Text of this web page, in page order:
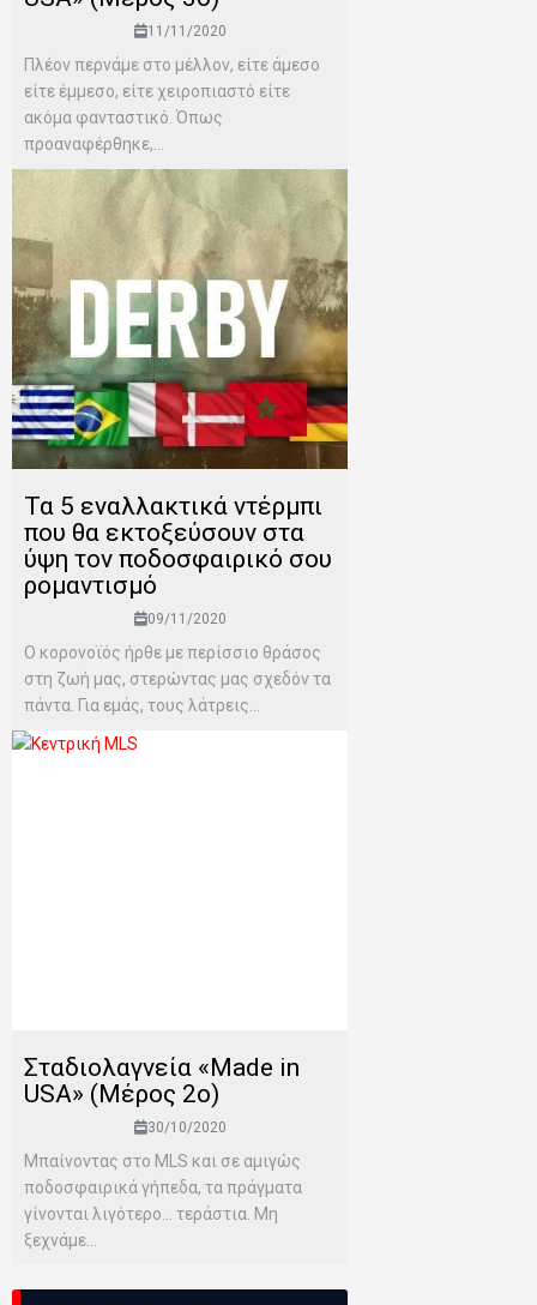
11/11/2020
Πλέον περνάμε στο μέλλον, είτε άμεσο
είτε έμμεσο, είτε χειροπιαστό είτε
ακόμα φανταστικό. Όπως
προαναφέρθηκε,...
Τα 5 εναλλακτικά ντέρμπι
που θα εκτοξεύσουν στα
ύψη τον ποδοσφαιρικό σου
ρομαντισμό
09/11/2020
Ο κορονοϊός ήρθε με περίσσιο θράσος
στη ζωή μας, στερώντας μας σχεδόν τα
πάντα. Για εμάς, τους λάτρεις...
Σταδιολαγνεία «Made in
USA» (Μέρος 2o)
30/10/2020
Μπαίνοντας στο MLS και σε αμιγώς
ποδοσφαιρικά γήπεδα, τα πράγματα
γίνονται λιγότερο… τεράστια. Μη
ξεχνάμε...